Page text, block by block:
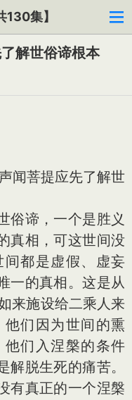
集】
解世俗谛根本
菩提应先了解世
谛，一个是胜义
真相，可这世间没
都是虚假、虚妄
一的真相。这是从
来施设给二乘人来
们因为世间的熏
们入涅槃的条件
解脱生死的痛苦。
有真正的一个涅槃